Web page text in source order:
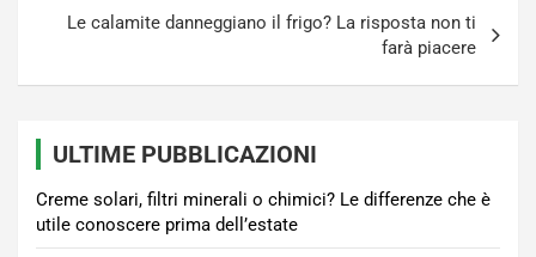
Le calamite danneggiano il frigo? La risposta non ti
farà piacere
ULTIME PUBBLICAZIONI
Creme solari, filtri minerali o chimici? Le differenze che è
utile conoscere prima dell’estate